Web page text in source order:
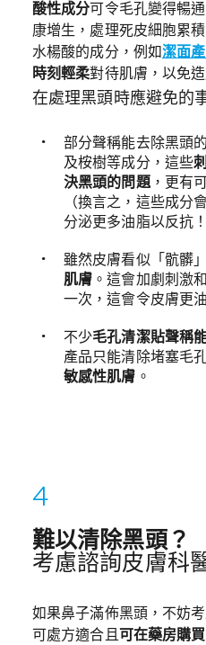
酸性成分可令毛孔變得暢
康增生，處理死皮細胞累
水楊酸的成分，例如潔面
時刻輕柔對待肌膚，以免
在處理黑頭時應避免的
部分聲稱能去除黑頭
及桉樹等成分，這些
決黑頭的問題，更有
（換言之，這些成分
分泌更多油脂以反抗！
雖然皮膚看似「骯髒
肌膚 。這會加劇刺激
一次，這會令皮膚更
不少毛孔清潔貼聲稱
產品只能清除堵塞毛
敏感性肌膚 。
難以清除黑頭？
考慮諮詢皮膚科
如果鼻子滿佈黑頭，不妨
可處方適合且可在藥房購買